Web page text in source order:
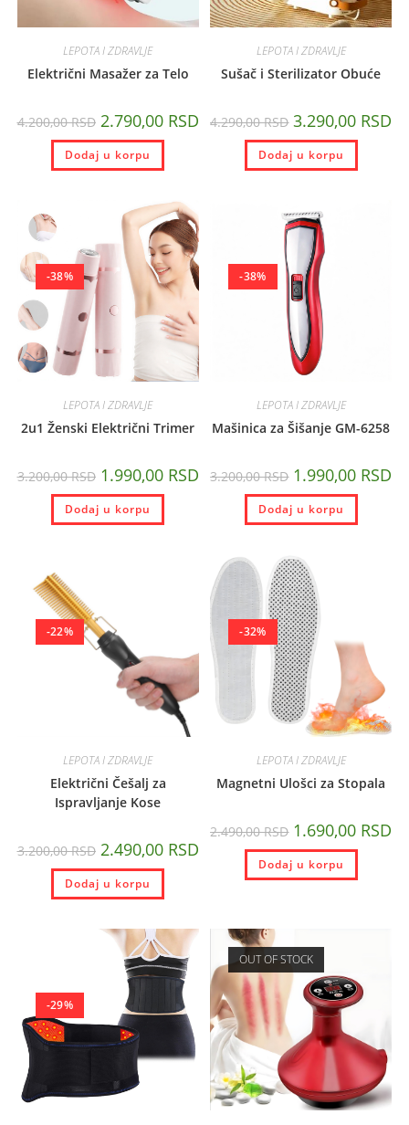
LEPOTA I ZDRAVLJE
Električni Masažer za Telo
4.200,00RSD 2.790,00 RSD
Dodaj u korpu
LEPOTA I ZDRAVLJE
Sušač i Sterilizator Obuće
4.290,00RSD 3.290,00 RSD
Dodaj u korpu
-38%
LEPOTA I ZDRAVLJE
2u1 Ženski Električni Trimer
3.200,00RSD 1.990,00 RSD
Dodaj u korpu
-38%
LEPOTA I ZDRAVLJE
Mašinica za Šišanje GM-6258
3.200,00RSD 1.990,00 RSD
Dodaj u korpu
-22%
LEPOTA I ZDRAVLJE
Električni Češalj za
Ispravljanje Kose
3.200,00RSD 2.490,00 RSD
Dodaj u korpu
-32%
LEPOTA I ZDRAVLJE
Magnetni Ulošci za Stopala
2.490,00RSD 1.690,00 RSD
Dodaj u korpu
-29%
OUT OF STOCK